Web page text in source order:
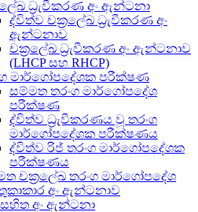
ධ්‍රැවීකරණ අං ඇන්ටනා
ද්විත්ව චක්‍රලේඛ ධ්‍රැවීකරණ අං
ඇන්ටනාව
චක්‍රලේඛ ධ්‍රැවීකරණ අං ඇන්ටනාව
(LHCP සහ RHCP)
මාර්ගෝපදේශක පරීක්ෂණ
සම්මත තරංග මාර්ගෝපදේශ
පරීක්ෂණ
ද්විත්ව ධ්‍රැවීකරණය වූ තරංග
මාර්ගෝපදේශක පරීක්ෂණය
ද්විත්ව රිජ් තරංග මාර්ගෝපදේශක
පරීක්ෂණය
චක්‍රලේඛ තරංග මාර්ගෝපදේශ
අං ඇන්ටනාව
සහිත අං ඇන්ටනා